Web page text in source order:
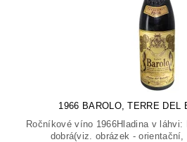
1966 BAROLO, TERRE DEL
Ročníkové víno 1966Hladina v
dobrá(viz. obrázek - orientační,